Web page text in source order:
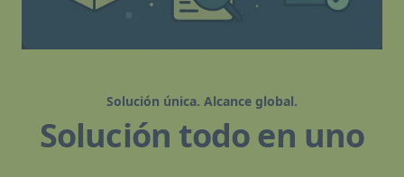
Solución única. Alcance global.
Solución todo en uno